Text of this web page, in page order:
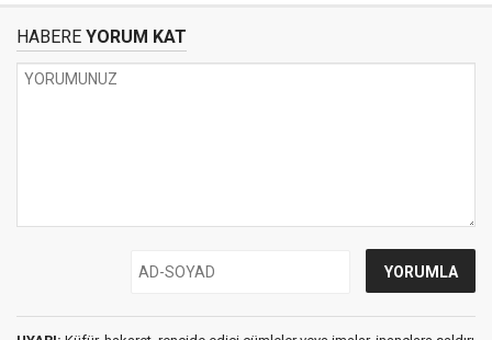
HABERE YORUM KAT